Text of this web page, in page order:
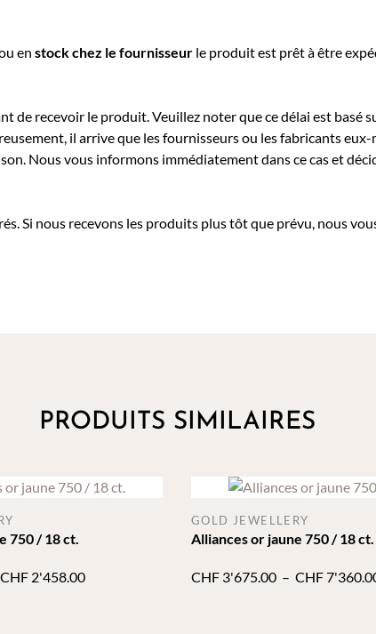
en stock chez le fournisseur le produit est prêt à être
de recevoir le produit. Veuillez noter que ce délai est basé
il arrive que les fournisseurs ou les fabricants eux-
Nous vous informons immédiatement dans ce cas et
Si nous recevons les produits plus tôt que prévu, nous
PRODUITS SIMILAIRES
750 / 18 ct.
CHF 2'458.00Plage
Alliances or jaune 750 / 18 ct.
GOLD JEWELLERY
CHF 3'675.00 – CHF